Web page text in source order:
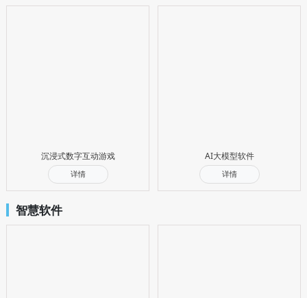
沉浸式数字互动游戏
详情
AI大模型软件
详情
智慧软件